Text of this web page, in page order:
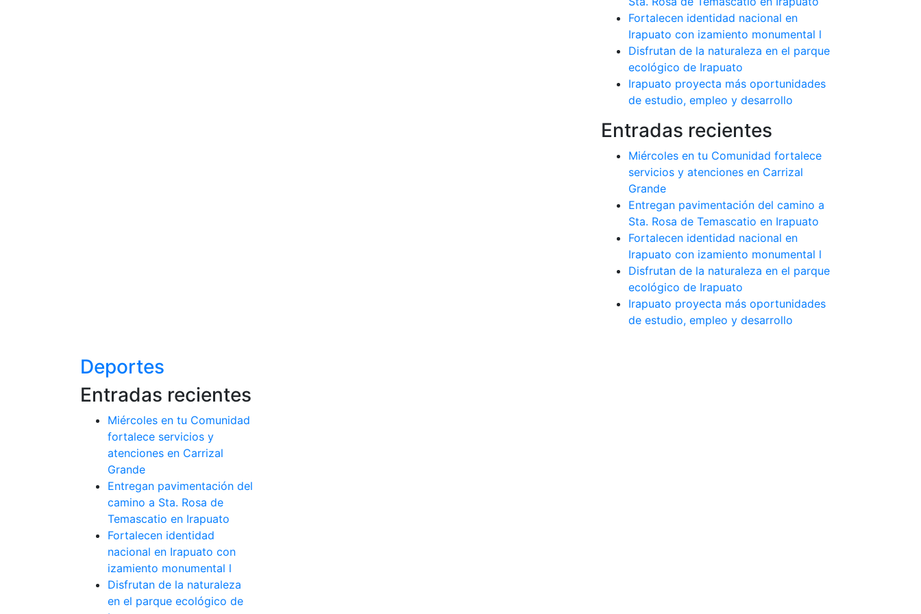
Fortalecen identidad nacional en
Irapuato con izamiento monumental l
Disfrutan de la naturaleza en el parque
ecológico de Irapuato
Irapuato proyecta más oportunidades
de estudio, empleo y desarrollo
Entradas recientes
Miércoles en tu Comunidad fortalece
servicios y atenciones en Carrizal
Grande
Entregan pavimentación del camino a
Sta. Rosa de Temascatio en Irapuato
Fortalecen identidad nacional en
Irapuato con izamiento monumental l
Disfrutan de la naturaleza en el parque
ecológico de Irapuato
Irapuato proyecta más oportunidades
de estudio, empleo y desarrollo
Deportes
Entradas recientes
Miércoles en tu Comunidad
fortalece servicios y
atenciones en Carrizal
Grande
Entregan pavimentación del
camino a Sta. Rosa de
Temascatio en Irapuato
Fortalecen identidad
nacional en Irapuato con
izamiento monumental l
Disfrutan de la naturaleza
en el parque ecológico de